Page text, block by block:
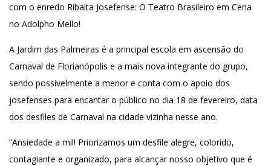
com o enredo Ribalta Josefense: O Teatro Brasileiro em Cena
no Adolpho Mello!
A Jardim das Palmeiras é a principal escola em ascensão do
Carnaval de Florianópolis e a mais nova integrante do grupo,
sendo possivelmente a menor e conta com o apoio dos
josefenses para encantar o público no dia 18 de fevereiro, data
dos desfiles de Carnaval na cidade vizinha nesse ano.
“Ansiedade a mil! Priorizamos um desfile alegre, colorido,
contagiante e organizado, para alcançar nosso objetivo que é